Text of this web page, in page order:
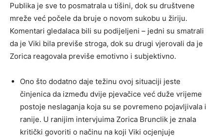
Publika je sve to posmatrala u tišini, dok su društvene
mreže već počele da bruje o novom sukobu u žiriju.
Komentari gledalaca bili su podijeljeni – jedni su smatrali
da je Viki bila previše stroga, dok su drugi vjerovali da je
Zorica reagovala previše emotivno i subjektivno.
Ono što dodatno daje težinu ovoj situaciji jeste
činjenica da između dvije pjevačice već duže vrijeme
postoje neslaganja koja su se povremeno pojavljivala i
ranije. U ranijim intervjuima Zorica Brunclik je znala
kritički govoriti o načinu na koji Viki ocjenjuje